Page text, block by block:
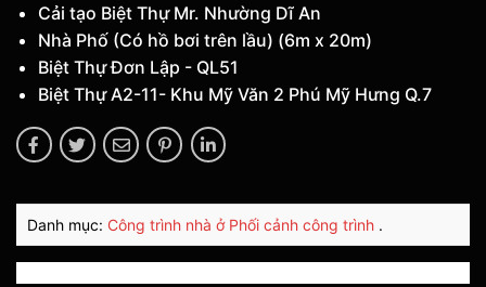
Cải tạo Biệt Thự Mr. Nhường Dĩ An
Nhà Phố (Có hồ bơi trên lầu) (6m x 20m)
Biệt Thự Đơn Lập - QL51
Biệt Thự A2-11- Khu Mỹ Văn 2 Phú Mỹ Hưng Q.7
Danh mục: Công trình nhà ở Phối cảnh công trình .